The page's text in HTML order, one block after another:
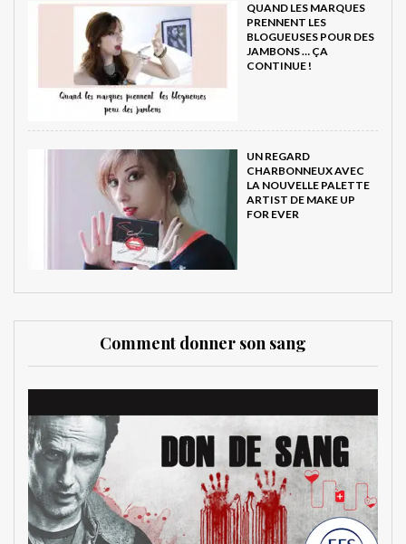
QUAND LES MARQUES
PRENNENT LES
BLOGUEUSES POUR DES
JAMBONS … ÇA
CONTINUE !
UN REGARD
CHARBONNEUX AVEC
LA NOUVELLE PALETTE
ARTIST DE MAKE UP
FOR EVER
Comment donner son sang